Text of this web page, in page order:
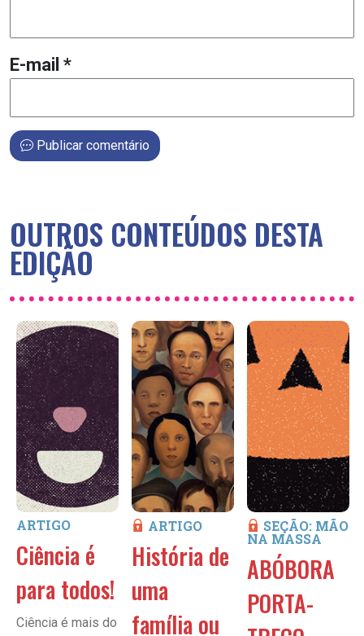
E-mail *
Publicar comentário
OUTROS CONTEÚDOS DESTA
EDIÇÃO
ARTIGO
Ciência é
para todos!
Ciência é mais do
ARTIGO
História de
uma
família ou
SEÇÃO: MÃO
NA MASSA
ABÓBORA
PORTA-